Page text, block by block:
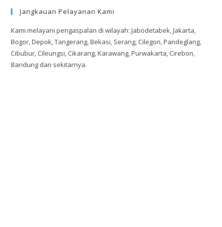
Jangkauan Pelayanan Kami
Kami melayani pengaspalan di wilayah: Jabodetabek, Jakarta,
Bogor, Depok, Tangerang, Bekasi, Serang, Cilegon, Pandeglang,
Cibubur, Cileungsi, Cikarang, Karawang, Purwakarta, Cirebon,
Bandung dan sekitarnya.